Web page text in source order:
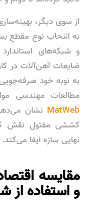
از سوی دیگر،
به انتخاب نوع مقطع
و شبکه‌های
ضایعات آهن‌آلات در
به نوبه خود
مطالعات مهندسی
MatWeb نشان
کششی مفتول نقش
نهایی سازه ایفا می‌کند.
مقایسه
و استفاده